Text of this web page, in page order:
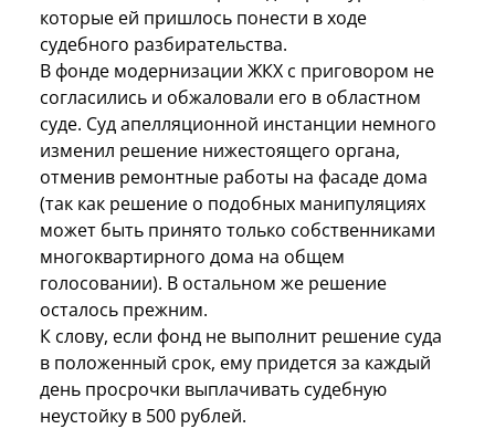
которые ей пришлось понести в ходе
судебного разбирательства.
В фонде модернизации ЖКХ с приговором не
согласились и обжаловали его в областном
суде. Суд апелляционной инстанции немного
изменил решение нижестоящего органа,
отменив ремонтные работы на фасаде дома
(так как решение о подобных манипуляциях
может быть принято только собственниками
многоквартирного дома на общем
голосовании). В остальном же решение
осталось прежним.
К слову, если фонд не выполнит решение суда
в положенный срок, ему придется за каждый
день просрочки выплачивать судебную
неустойку в 500 рублей.